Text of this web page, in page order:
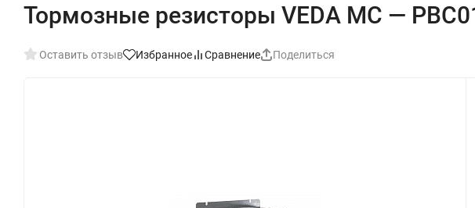
Тормозные резисторы VEDA MC —
Оставить отзыв Избранное Сравнение Поделиться